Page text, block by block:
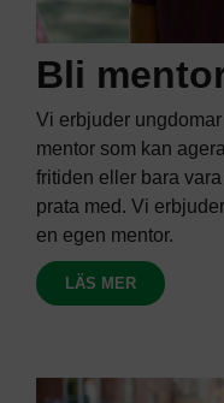
Bli
Vi erbjuder
mentor som kan
fritiden eller bara
prata med. Vi
en egen mentor.
LÄS MER